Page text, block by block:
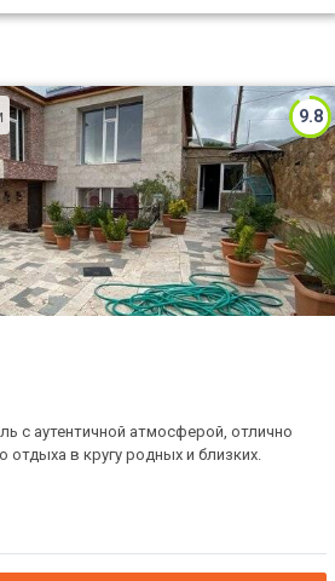
9.8
с аутентичной атмосферой, отлично
отдыха в кругу родных и близких.